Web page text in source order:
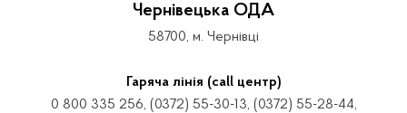
Чернівецька ОДА
58700, м. Чернівці
Гаряча лінія (call центр)
0 800 335 256, (0372) 55-30-13, (0372) 55-28-44,